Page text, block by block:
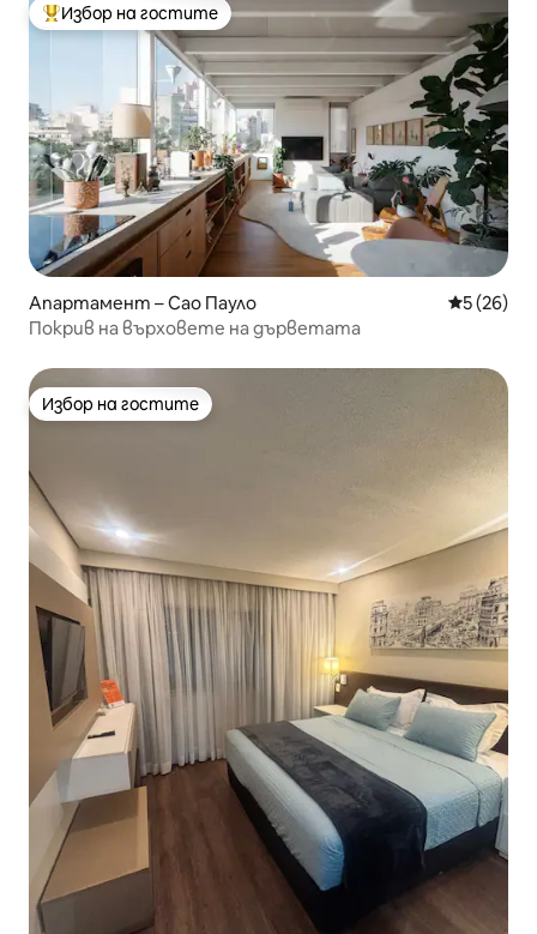
Най-популярен избор на гостите
Избор на гостите
Апартамент – Сао Пауло Средна
5 (26)
Покрив на върховете на дърветата
Избор на гостите
Избор на гостите